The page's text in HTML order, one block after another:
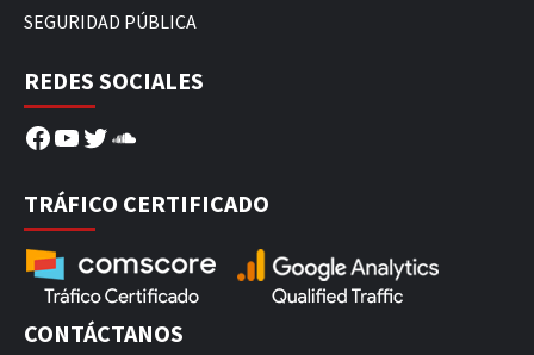
SEGURIDAD PÚBLICA
REDES SOCIALES
Facebook
YouTube
Twitter
SoundCloud
TRÁFICO CERTIFICADO
CONTÁCTANOS